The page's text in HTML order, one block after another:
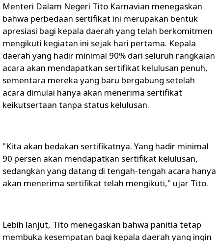
Menteri Dalam Negeri Tito Karnavian menegaskan
bahwa perbedaan sertifikat ini merupakan bentuk
apresiasi bagi kepala daerah yang telah berkomitmen
mengikuti kegiatan ini sejak hari pertama. Kepala
daerah yang hadir minimal 90% dari seluruh rangkaian
acara akan mendapatkan sertifikat kelulusan penuh,
sementara mereka yang baru bergabung setelah
acara dimulai hanya akan menerima sertifikat
keikutsertaan tanpa status kelulusan.
"Kita akan bedakan sertifikatnya. Yang hadir minimal
90 persen akan mendapatkan sertifikat kelulusan,
sedangkan yang datang di tengah-tengah acara hanya
akan menerima sertifikat telah mengikuti," ujar Tito.
Lebih lanjut, Tito menegaskan bahwa panitia tetap
membuka kesempatan bagi kepala daerah yang ingin